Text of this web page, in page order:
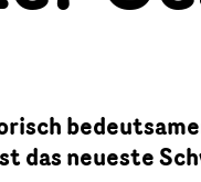
das neueste